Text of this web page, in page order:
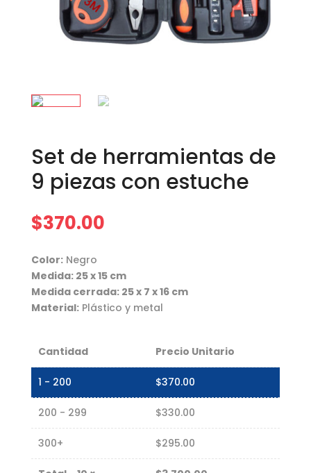
Set de herramientas de
9 piezas con estuche
$370.00
Color:Negro
Medida: 25 x 15 cm
Medida cerrada: 25 x 7 x 16 cm
Material:Plástico y metal
Cantidad Precio Unitario
1 - 200 $370.00
200 - 299 $330.00
300+ $295.00